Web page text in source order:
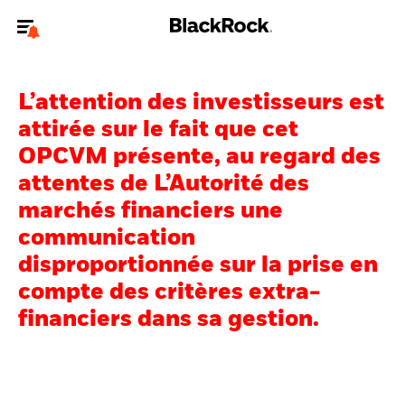
Pour accéder directement à un autre site BlackRock, veuillez mettre à
jourvotre type d'utilisateur
Nous connaître
Produits
Thèmes
Education
L’attention des investisseurs est
attirée sur le fait que cet
OPCVM présente, au regard des
attentes de L’Autorité des
marchés financiers une
communication
disproportionnée sur la prise en
compte des critères extra-
financiers dans sa gestion.